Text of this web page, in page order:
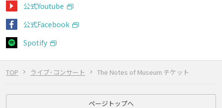
TOP ライブ･コンサート The Notes of Museum チケット
公式Youtube
公式Facebook
Spotify
ページトップへ